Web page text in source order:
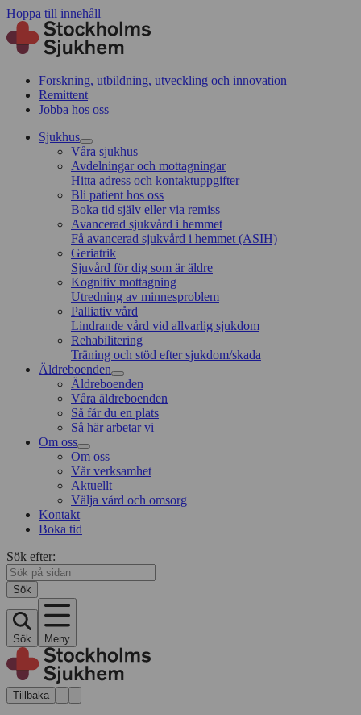
Hoppa till innehåll
Forskning, utbildning, utveckling och innovation
Remittent
Jobba hos oss
Sjukhus
Våra sjukhus
Avdelningar och mottagningar
Hitta adress och kontaktuppgifter
Bli patient hos oss
Boka tid själv eller via remiss
Avancerad sjukvård i hemmet
Få avancerad sjukvård i hemmet (ASIH)
Geriatrik
Sjuvård för dig som är äldre
Kognitiv mottagning
Utredning av minnesproblem
Palliativ vård
Lindrande vård vid allvarlig sjukdom
Rehabilitering
Träning och stöd efter sjukdom/skada
Äldreboenden
Äldreboenden
Våra äldreboenden
Så får du en plats
Så här arbetar vi
Om oss
Om oss
Vår verksamhet
Aktuellt
Välja vård och omsorg
Kontakt
Boka tid
Sök efter:
Sök
Sök Meny
Tillbaka